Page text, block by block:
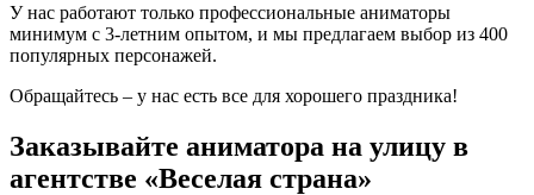
У нас работают только профессиональные аниматоры
минимум с 3-летним опытом, и мы предлагаем выбор из 400
популярных персонажей.
Обращайтесь – у нас есть все для хорошего праздника!
Заказывайте аниматора на улицу в
агентстве «Веселая страна»